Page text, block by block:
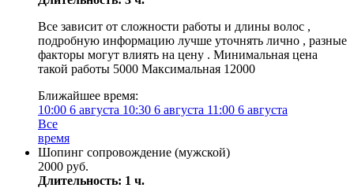
Все зависит от сложности работы и длины волос ,
подробную информацию лучше уточнять лично , разные
факторы могут влиять на цену . Минимальная цена
такой работы 5000 Максимальная 12000
Ближайшее время:
10:00 6 августа 10:30 6 августа 11:00 6 августа
Все
время
Шопинг сопровождение (мужской)
2000 руб.
Длительность: 1 ч.